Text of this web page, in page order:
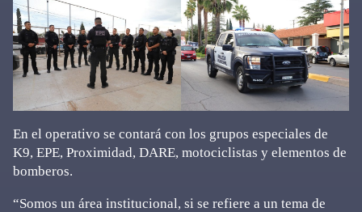
En el operativo se contará con los grupos especiales de
K9, EPE, Proximidad, DARE, motociclistas y elementos de
bomberos.
“Somos un área institucional, si se refiere a un tema de